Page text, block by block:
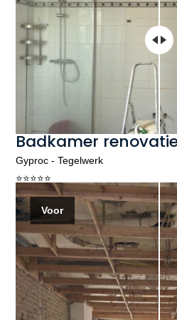
Badkamer
Gyproc - Tegelwerk
⭐️⭐️⭐️⭐️⭐️
Voor